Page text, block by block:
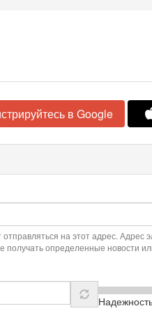
в Google
на этот адрес. Адрес
получать определенные новости